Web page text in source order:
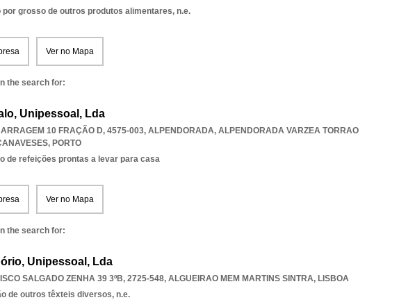
por grosso de outros produtos alimentares, n.e.
Ver no Mapa
the search for:
Unipessoal, Lda
10 FRAÇÃO D, 4575-003, ALPENDORADA, ALPENDORADA VARZEA TORRAO
, PORTO
de refeições prontas a levar para casa
Ver no Mapa
the search for:
Unipessoal, Lda
SALGADO ZENHA 39 3ºB, 2725-548, ALGUEIRAO MEM MARTINS SINTRA, LISBOA
de outros têxteis diversos, n.e.